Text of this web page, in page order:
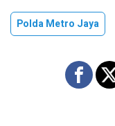
Polda Metro Jaya